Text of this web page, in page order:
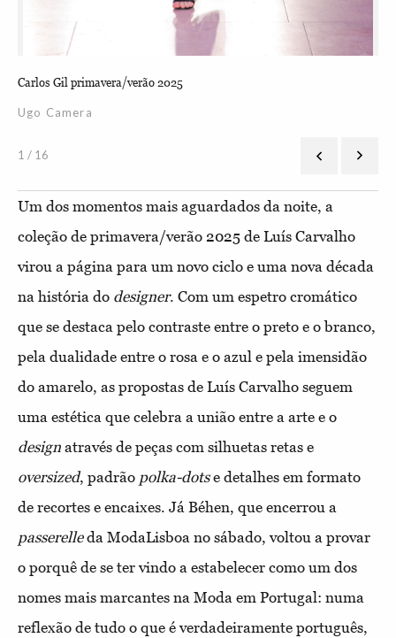
Carlos Gil primavera/verão 2025
Ugo Camera
1 / 16
Um dos momentos mais aguardados da noite, a
coleção de primavera/verão 2025 de Luís Carvalho
virou a página para um novo ciclo e uma nova década
na história do designer. Com um espetro cromático
que se destaca pelo contraste entre o preto e o branco,
pela dualidade entre o rosa e o azul e pela imensidão
do amarelo, as propostas de Luís Carvalho seguem
uma estética que celebra a união entre a arte e o
design através de peças com silhuetas retas e
oversized, padrão polka-dotse detalhes em formato
de recortes e encaixes. Já Béhen, que encerrou a
passerelleda ModaLisboa no sábado, voltou a provar
o porquê de se ter vindo a estabelecer como um dos
nomes mais marcantes na Moda em Portugal: numa
reflexão de tudo o que é verdadeiramente português,